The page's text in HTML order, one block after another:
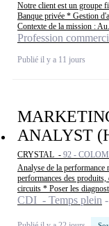
Notre client est un groupe
Banque privée * Gestion
Contexte de la mission :
Profession
Publié il y a 11 jours
ANALYST
CRYSTAL - 92 -
Analyse de la performance
performances des produits,
circuits * Poser les
CDI - Temps plein